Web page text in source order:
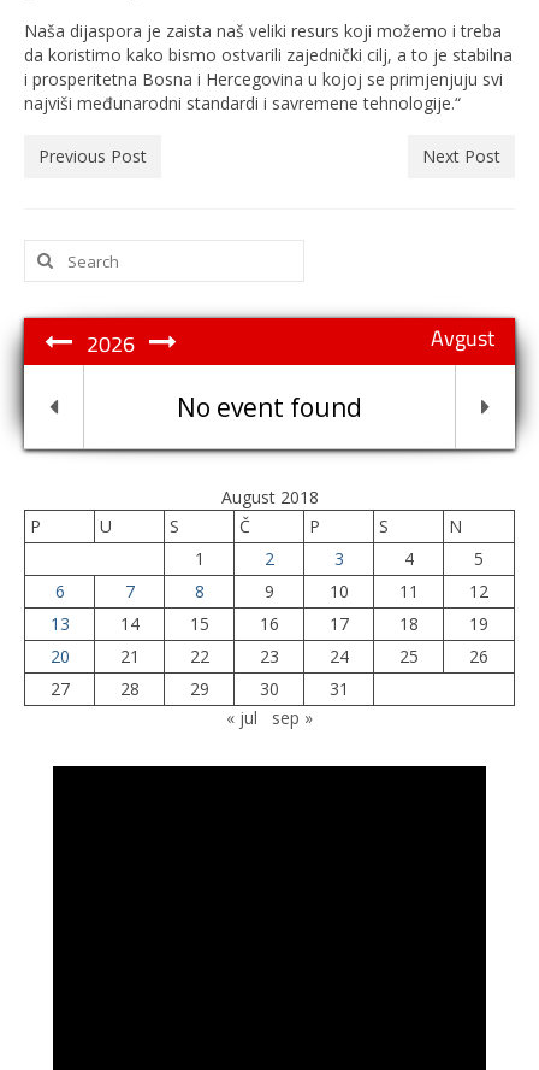
Naša dijaspora je zaista naš veliki resurs koji možemo i treba
da koristimo kako bismo ostvarili zajednički cilj, a to je stabilna
i prosperitetna Bosna i Hercegovina u kojoj se primjenjuju svi
najviši međunarodni standardi i savremene tehnologije.“
Previous Post Next Post
Search
for:
Avgust
2026
No event found
August 2018
P
U S Č P S
N
1
2 3 4
5
6
7 8 9 10 11
12
13
14 15 16 17 18
19
20
21 22 23 24 25
26
27
28 29 30
31
« jul
sep »